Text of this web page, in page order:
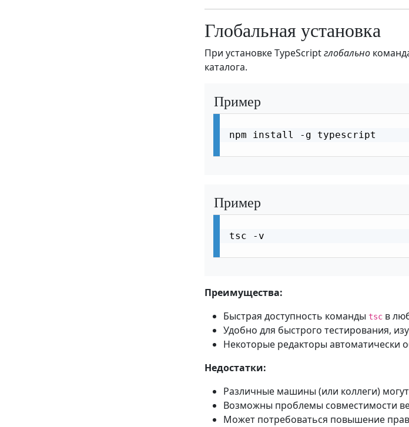
Глобальная установка
При установке TypeScriptглобально
каталога.
Пример
npm install -g typescript
Пример
tsc -v
Преимущества:
Быстрая доступность команды tsc в
Удобно для быстрого тестирования,
Некоторые редакторы автоматически
Недостатки:
Различные машины (или коллеги)
Возможны проблемы совместимости
Может потребоваться повышение прав